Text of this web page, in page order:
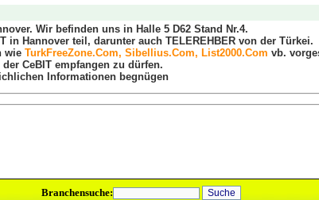
Wir befinden uns in Halle 5 D62 Stand Nr.4.
in Hannover teil, darunter auch TELEREHBER von der Türkei.
wie TurkFreeZone.Com, Sibellius.Com, List2000.Com vb.
CeBIT empfangen zu dürfen.
Informationen begnügen
Branchensuche: